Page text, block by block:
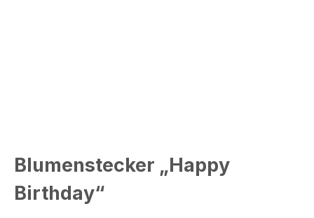
Blumenstecker „Happy
Birthday“